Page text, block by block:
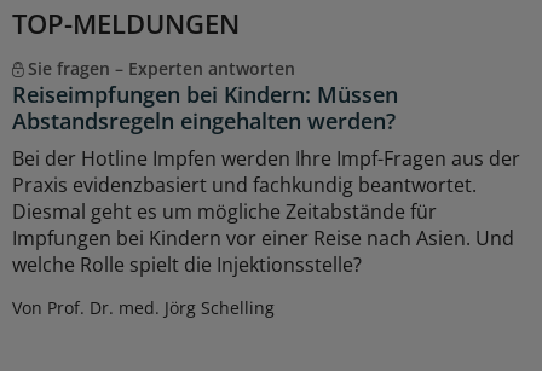
TOP-MELDUNGEN
Sie fragen – Experten antworten
Reiseimpfungen bei Kindern: Müssen
Abstandsregeln eingehalten werden?
Bei der Hotline Impfen werden Ihre Impf-Fragen aus der
Praxis evidenzbasiert und fachkundig beantwortet.
Diesmal geht es um mögliche Zeitabstände für
Impfungen bei Kindern vor einer Reise nach Asien. Und
welche Rolle spielt die Injektionsstelle?
Von Prof. Dr. med. Jörg Schelling